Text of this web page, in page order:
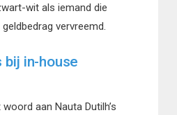
wit als iemand die
vervreemd.
bij in-house
aan Nauta Dutilh’s